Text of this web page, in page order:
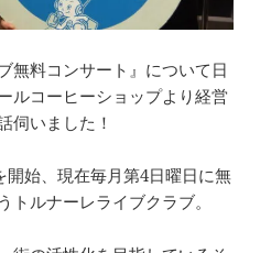
無料コンサート』について日
ルコーヒーショップより経営
伺いました！
開始、現在毎月第4日曜日に無
トルナーレライブクラブ。